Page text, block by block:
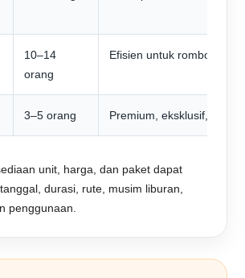
10–14
orang
Efisien untuk rombongan
3–5 orang Premium, eksklusif,
unit, harga, dan paket dapat
durasi, rute, musim liburan,
penggunaan.